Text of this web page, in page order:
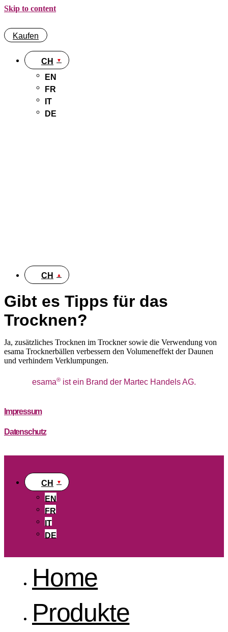
Skip to content
Kaufen
CH
EN
FR
IT
DE
CH
Gibt es Tipps für das
Trocknen?
Ja, zusätzliches Trocknen im Trockner sowie die Verwendung von
esama Trocknerbällen verbessern den Volumeneffekt der Daunen
und verhindern Verklumpungen.
esama® ist ein Brand der Martec Handels AG.
Impressum
Datenschutz
CH
EN
FR
IT
DE
Home
Produkte